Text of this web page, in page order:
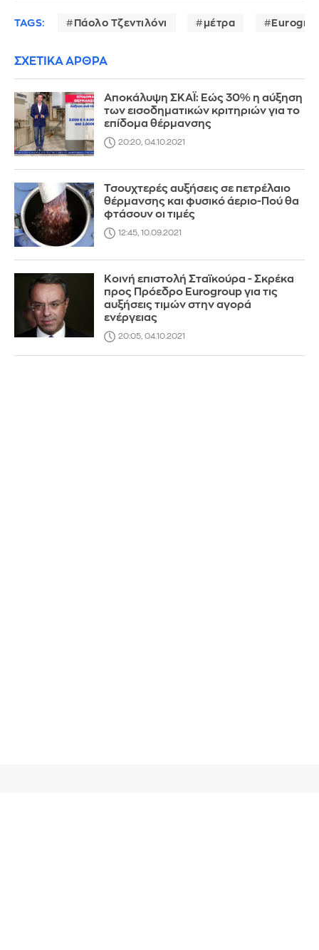
TAGS: Πάολο Τζεντιλόνι μέτρα
ΣΧΕΤΙΚΑ ΑΡΘΡΑ
Aποκάλυψη ΣΚΑΪ: Εώς 30% η αύξηση
των εισοδηματικών κριτηριών για το
επίδομα θέρμανσης
20:20, 04.10.2021
Τσουχτερές αυξήσεις σε πετρέλαιο
θέρμανσης και φυσικό άεριο-Πού θα
φτάσουν οι τιμές
12:45, 10.09.2021
Κοινή επιστολή Σταϊκούρα - Σκρέκα
προς Πρόεδρο Eurogroup για τις
αυξήσεις τιμών στην αγορά
ενέργειας
20:05, 04.10.2021